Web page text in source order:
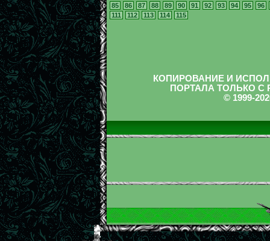
85
86 87 88 89 90 91 92 93 94 95
96
111
112 113 114 115
КОПИРОВАНИЕ И
ПОРТАЛА ТОЛЬКО
© 1999-